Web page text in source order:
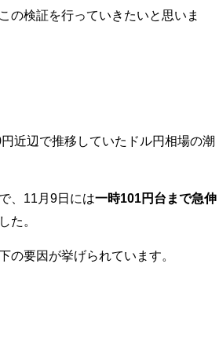
の検証を行っていきたいと思いま
近辺で推移していたドル円相場の潮
、11月9日には一時101円台まで急伸
た。
の要因が挙げられています。